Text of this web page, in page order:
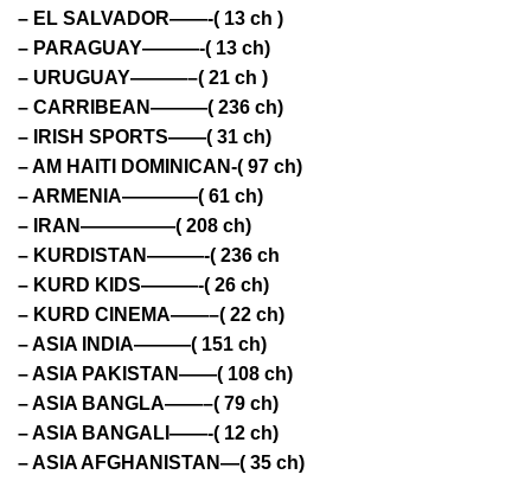
– EL SALVADOR——-( 13 ch )
– PARAGUAY———-( 13 ch)
– URUGUAY———–( 21 ch )
– CARRIBEAN———( 236 ch)
– IRISH SPORTS——( 31 ch)
– AM HAITI DOMINICAN-( 97 ch)
– ARMENIA————( 61 ch)
– IRAN—————( 208 ch)
– KURDISTAN———-( 236 ch
– KURD KIDS———-( 26 ch)
– KURD CINEMA——–( 22 ch)
– ASIA INDIA———( 151 ch)
– ASIA PAKISTAN——( 108 ch)
– ASIA BANGLA——–( 79 ch)
– ASIA BANGALI——-( 12 ch)
– ASIA AFGHANISTAN—( 35 ch)